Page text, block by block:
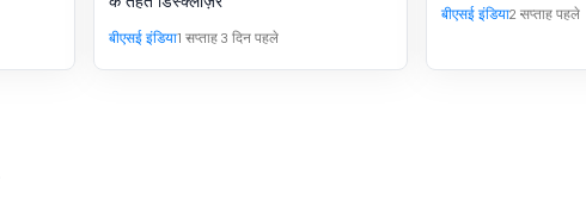
बीएसई इंडिया1 सप्ताह 3 दिन पहले
बीएसई इंडिया2 सप्ताह पहले